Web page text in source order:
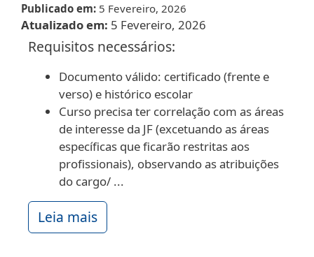
Publicado em 5 Fevereiro, 2026
Atualizado em 5 Fevereiro, 2026
Requisitos necessários:
Documento válido: certificado (frente e
verso) e histórico escolar
Curso precisa ter correlação com as áreas
de interesse da JF (excetuando as áreas
específicas que ficarão restritas aos
profissionais), observando as atribuições
do cargo/ ...
Leia mais